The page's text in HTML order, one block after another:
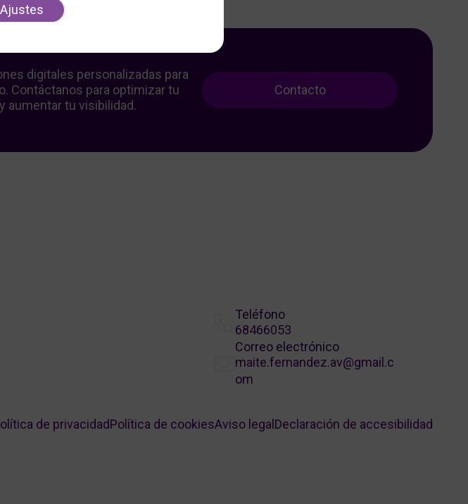
digitales personalizadas para
Contáctanos para optimizar tu
aumentar tu visibilidad.
Contacto
Teléfono
68466053
Correo electrónico
maite.fernandez.av@gmail.c
om
de privacidadPolítica de cookiesAviso legal Declaración de accesibilidad
Ajustes